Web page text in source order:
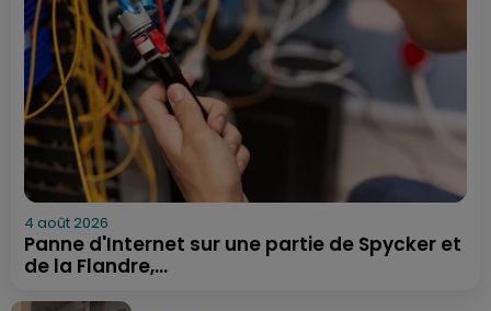
4 août 2026
Panne d'Internet sur une partie de Spycker et
de la Flandre,...